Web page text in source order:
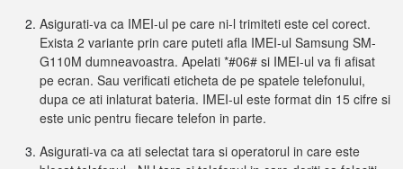
Asigurati-va ca IMEI-ul pe care ni-l trimiteti este cel corect.
Exista 2 variante prin care puteti afla IMEI-ul Samsung SM-
G110M dumneavoastra. Apelati *#06# si IMEI-ul va fi afisat
pe ecran. Sau verificati eticheta de pe spatele telefonului,
dupa ce ati inlaturat bateria. IMEI-ul este format din 15 cifre si
este unic pentru fiecare telefon in parte.
Asigurati-va ca ati selectat tara si operatorul in care este